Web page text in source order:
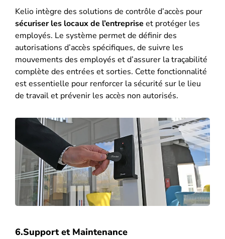
Kelio intègre des solutions de contrôle d’accès pour
sécuriser les locaux de l’entreprise et protéger les
employés. Le système permet de définir des
autorisations d’accès spécifiques, de suivre les
mouvements des employés et d’assurer la traçabilité
complète des entrées et sorties​​. Cette fonctionnalité
est essentielle pour renforcer la sécurité sur le lieu
de travail et prévenir les accès non autorisés.
6.Support et Maintenance